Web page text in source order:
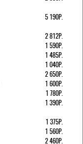
5 190Р.
2 812Р.
1 590Р.
1 485Р.
1 040Р.
2 650Р.
1 600Р.
1 780Р.
1 390Р.
1 375Р.
1 560Р.
2 460Р.